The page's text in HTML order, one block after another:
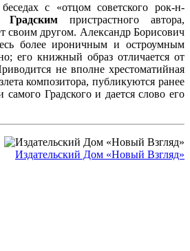
с «отцом советского рок-н-
Градским пристрастного автора,
своим другом. Александр Борисович
более ироничным и остроумным
его книжный образ отличается от
не вполне хрестоматийная
композитора, публикуются ранее
самого Градского и дается слово его
Издательский Дом «Новый Взгляд»